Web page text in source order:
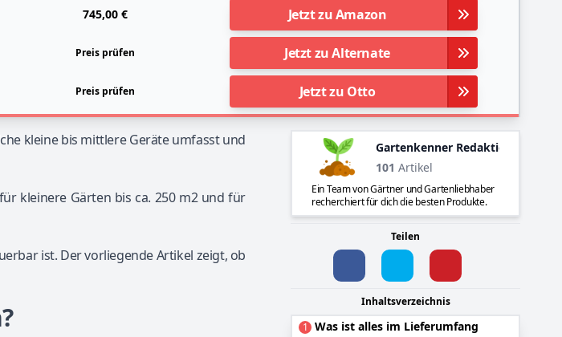
745,00 € Jetzt zu Amazon
Preis prüfen Jetzt zu Alternate
Preis prüfen Jetzt zu Otto
kleine bis mittlere Geräte umfasst und
kleinere Gärten bis ca. 250 m2 und für
ist. Der vorliegende Artikel zeigt, ob
Gartenkenner Redaktion
101 Artikel
Ein Team von Gärtner und Gartenliebhaber
recherchiert für dich die besten Produkte.
Teilen
Inhaltsverzeichnis
1 Was ist alles im Lieferumfang